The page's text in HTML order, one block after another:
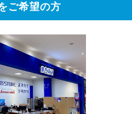
ご希望の方